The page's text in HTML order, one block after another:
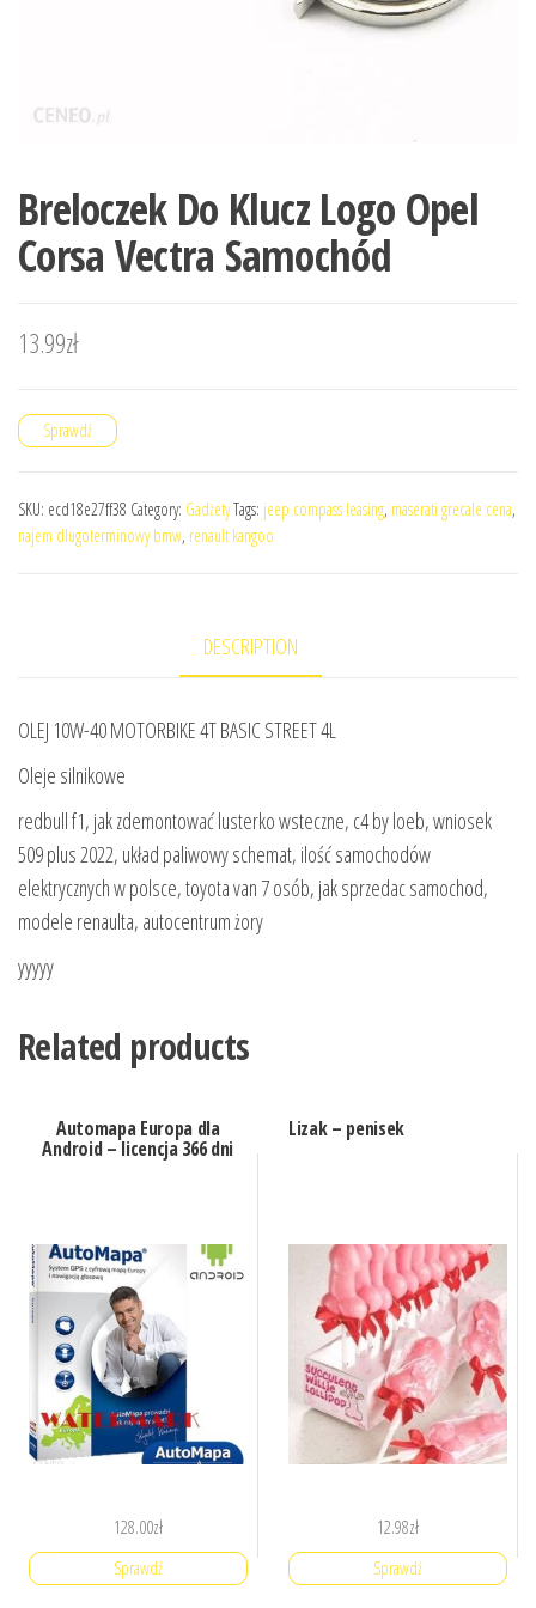
Breloczek Do Klucz Logo Opel
Corsa Vectra Samochód
13.99zł
Sprawdź
SKU: ecd18e27ff38 Category: GadżetyTags: jeep compass leasing, maserati grecale cena,
najem dlugoterminowy bmw, renault kangoo
DESCRIPTION
OLEJ 10W-40 MOTORBIKE 4T BASIC STREET 4L
Oleje silnikowe
redbull f1, jak zdemontować lusterko wsteczne, c4 by loeb, wniosek
509 plus 2022, układ paliwowy schemat, ilość samochodów
elektrycznych w polsce, toyota van 7 osób, jak sprzedac samochod,
modele renaulta, autocentrum żory
yyyyy
Related products
Automapa Europa dla
Android – licencja 366 dni
128.00zł
Sprawdź
Lizak – penisek
12.98zł
Sprawdź